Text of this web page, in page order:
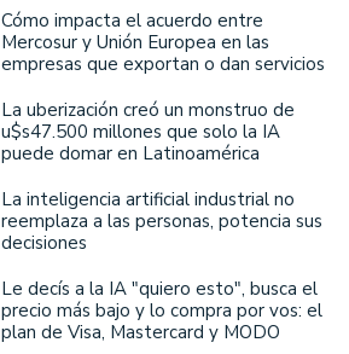
Cómo impacta el acuerdo entre
Mercosur y Unión Europea en las
empresas que exportan o dan servicios
La uberización creó un monstruo de
u$s47.500 millones que solo la IA
puede domar en Latinoamérica
La inteligencia artificial industrial no
reemplaza a las personas, potencia sus
decisiones
Le decís a la IA "quiero esto", busca el
precio más bajo y lo compra por vos: el
plan de Visa, Mastercard y MODO